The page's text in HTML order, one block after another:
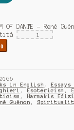
OF DANTE - René
in English ,
, Esotericism ,
, Harmakis
Guénon ,